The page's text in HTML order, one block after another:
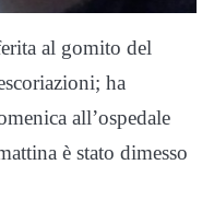
al gomito del
ha
all’ospedale
è stato dimesso